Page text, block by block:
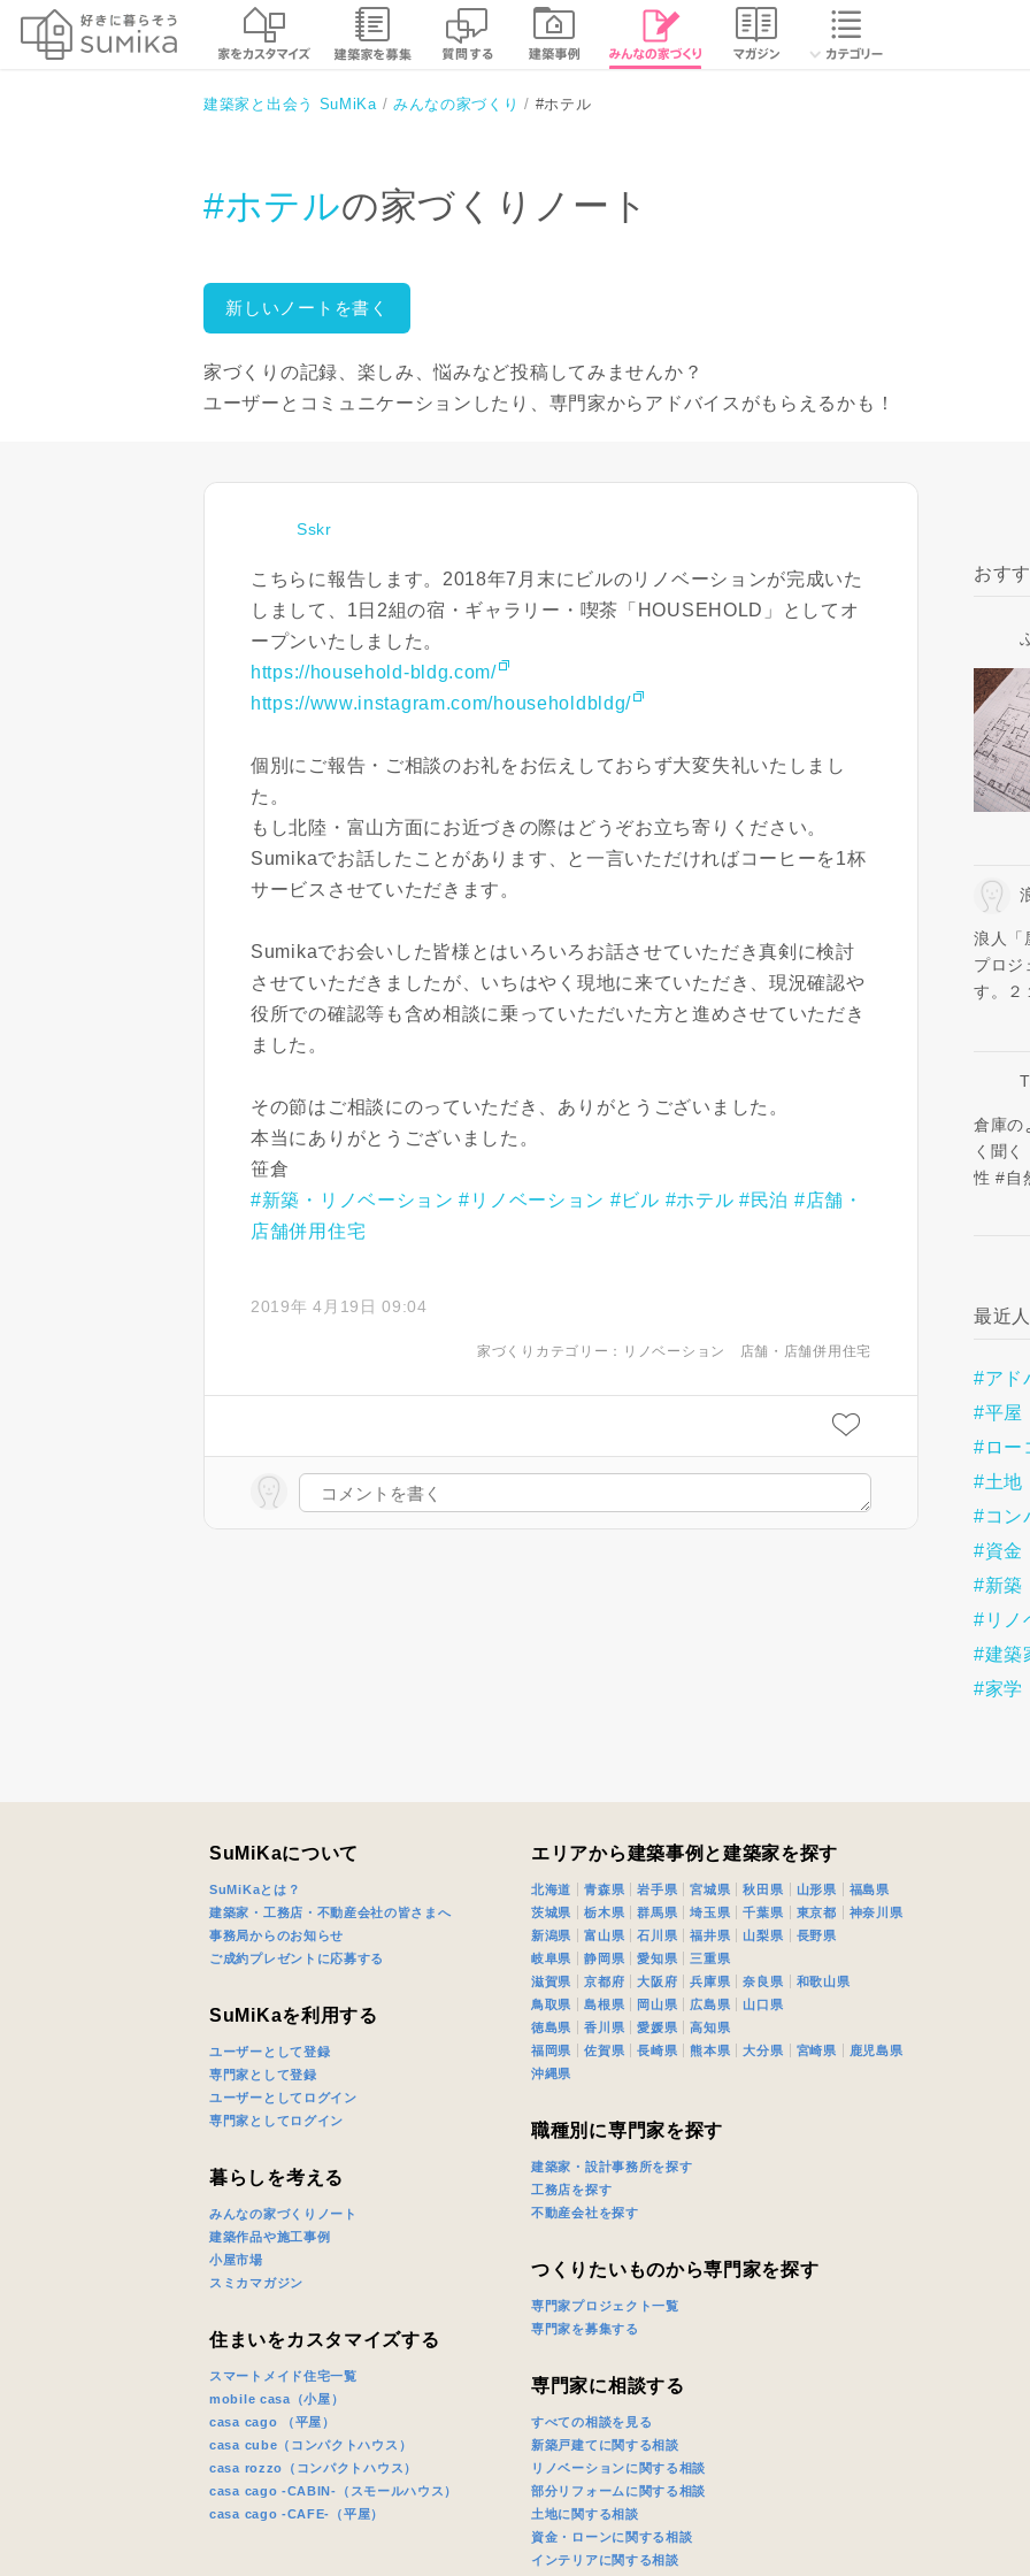
建築家と出会う SuMiKa みんなの家づくり #ホテル
#ホテルの家づくりノート
新しいノートを書く
家づくりの記録、楽しみ、悩みなど投稿してみませんか？
ユーザーとコミュニケーションしたり、専門家からアドバイスがもらえるかも！
Sskr
こちらに報告します。2018年7月末にビルのリノベーションが完成いた
しまして、1日2組の宿・ギャラリー・喫茶「HOUSEHOLD」としてオ
ープンいたしました。
https://household-bldg.com/
https://www.instagram.com/householdbldg/
個別にご報告・ご相談のお礼をお伝えしておらず大変失礼いたしまし
た。
もし北陸・富山方面にお近づきの際はどうぞお立ち寄りください。
Sumikaでお話したことがあります、と一言いただければコーヒーを1杯
サービスさせていただきます。
Sumikaでお会いした皆様とはいろいろお話させていただき真剣に検討
させていただきましたが、いちはやく現地に来ていただき、現況確認や
役所での確認等も含め相談に乗っていただいた方と進めさせていただき
ました。
その節はご相談にのっていただき、ありがとうございました。
本当にありがとうございました。
笹倉
#新築・リノベーション #リノベーション #ビル #ホテル #民泊 #店舗・
店舗併用住宅
2019年 4月19日 09:04
家づくりカテゴリー： リノベーション 店舗・店舗併用住宅
おす
浪人「
プロジ
す。２
倉庫の
く聞く
性 #自
最近
#アド
#平屋
#ロー
#土地
#コン
#資金
#新築
#リノ
#建築
#家学
SuMiKaにユーザー登録する
SuMiKaについて
SuMiKaとは？
建築家・工務店・不動産会社の皆さまへ
事務局からのお知らせ
ご成約プレゼントに応募する
SuMiKaを利用する
ユーザーとして登録
専門家として登録
ユーザーとしてログイン
専門家としてログイン
暮らしを考える
みんなの家づくりノート
建築作品や施工事例
小屋市場
スミカマガジン
住まいをカスタマイズする
スマートメイド住宅一覧
mobile casa（小屋）
casa cago （平屋）
casa cube（コンパクトハウス）
casa rozzo（コンパクトハウス）
casa cago -CABIN-（スモールハウス）
casa cago -CAFE-（平屋）
エリアから建築事例と建築家を探す
北海道 青森県 岩手県 宮城県 秋田県 山形県
福島県
茨城県
栃木県 群馬県 埼玉県 千葉県 東京都
神奈川県
新潟県
富山県 石川県 福井県 山梨県
長野県
岐阜県
静岡県 愛知県
三重県
滋賀県
京都府 大阪府 兵庫県 奈良県
和歌山県
鳥取県
島根県 岡山県 広島県
山口県
徳島県
香川県 愛媛県
高知県
福岡県
佐賀県 長崎県 熊本県 大分県 宮崎県
鹿児島県
沖縄県
職種別に専門家を探す
建築家・設計事務所を探す
工務店を探す
不動産会社を探す
つくりたいものから専門家を探す
専門家プロジェクト一覧
専門家を募集する
専門家に相談する
すべての相談を見る
新築戸建てに関する相談
リノベーションに関する相談
部分リフォームに関する相談
土地に関する相談
資金・ローンに関する相談
インテリアに関する相談